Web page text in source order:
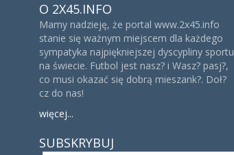
O 2X45.INFO
Mamy nadzieję, że portal www.2x45.info
stanie się ważnym miejscem dla każdego
sympatyka najpiękniejszej dyscypliny sportu
na świecie. Futbol jest nasz? i Wasz? pasj?,
co musi okazać się dobrą mieszank?. Doł?
cz do nas!
więcej...
SUBSKRYBUJ